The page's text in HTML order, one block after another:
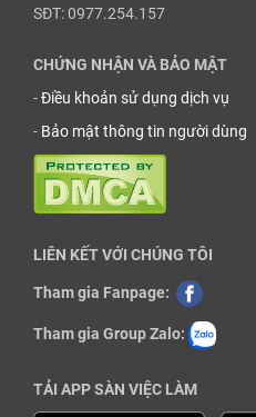
SĐT: 0977.254.157
CHỨNG NHẬN VÀ BẢO MẬT
-Điều khoản sử dụng dịch vụ
- Bảo mật thông tin người dùng
LIÊN KẾT VỚI CHÚNG TÔI
Tham gia Fanpage:
Tham gia Group Zalo:
TẢI APP SÀN VIỆC LÀM